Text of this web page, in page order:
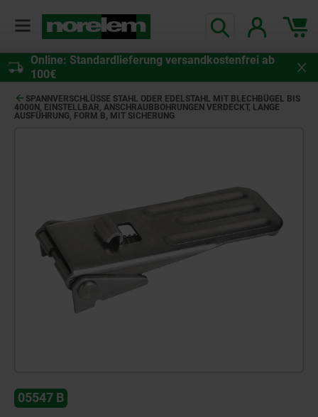
Online: Standardlieferung versandkostenfrei ab
100€
SPANNVERSCHLÜSSE STAHL ODER EDELSTAHL MIT BLECHBÜGEL BIS
4000N, EINSTELLBAR, ANSCHRAUBBOHRUNGEN VERDECKT, LANGE
AUSFÜHRUNG, FORM B, MIT SICHERUNG
05547 B